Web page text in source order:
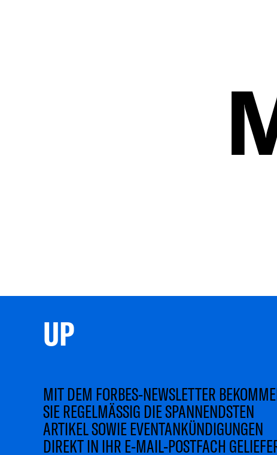
UP
MIT DEM FORBES-NEWSLETTER
SIE REGELMÄSSIG DIE SPANNENDSTEN
ARTIKEL SOWIE EVENTANKÜNDIGUNGEN
DIREKT IN IHR E-MAIL-POSTFACH